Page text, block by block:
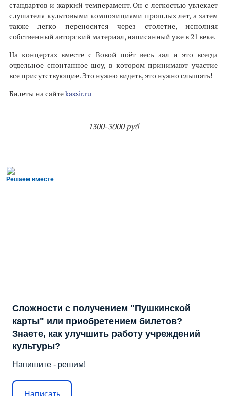
стандартов и жаркий темперамент. Он с легкостью увлекает
слушателя культовыми композициями прошлых лет, а затем
также легко переносится через столетие, исполняя
собственный авторский материал, написанный уже в 21 веке.
На концертах вместе с Вовой поёт весь зал и это всегда
отдельное спонтанное шоу, в котором принимают участие
все присутствующие. Это нужно видеть, это нужно слышать!
Билеты на сайтеkassir.ru
1300-3000 руб
Решаем вместе
Сложности с получением "Пушкинской
карты" или приобретением билетов?
Знаете, как улучшить работу учреждений
культуры?
Напишите - решим!
Написать